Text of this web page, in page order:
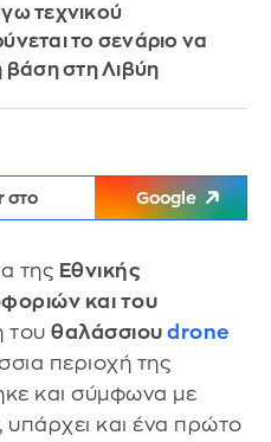
τεχνικού
το σενάριο να
βάση στη Λιβύη
στο Google
της Εθνικής
και του
του θαλάσσιου drone
περιοχή της
και σύμφωνα με
, υπάρχει και ένα πρώτο